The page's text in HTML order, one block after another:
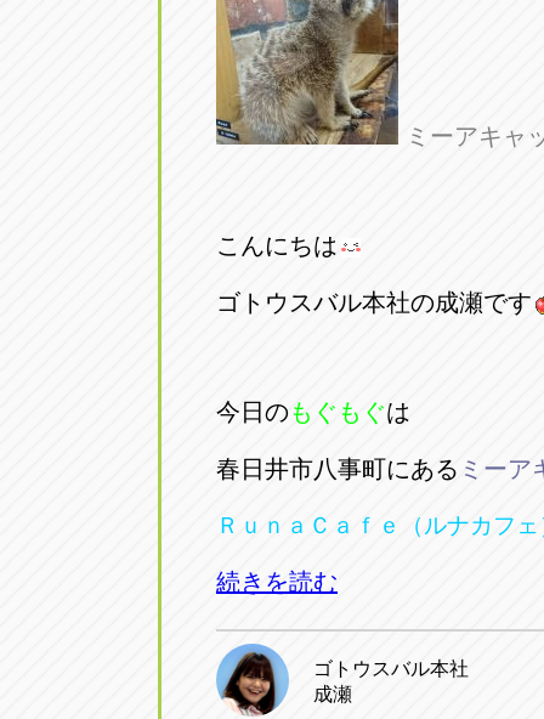
ミーアキャ
こんにちは
ゴトウスバル本社の成瀬です
今日のもぐもぐは
春日井市八事町にある ミーア
ＲｕｎａＣａｆｅ（ルナカフェ
続きを読む
ゴトウスバル本社
成瀬